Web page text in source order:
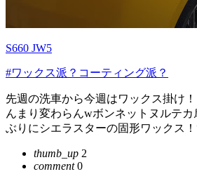
S660 JW5
#ワックス派？コーティング派？
先週の洗車から今週はワックス掛け
んまり変わらんwボンネットヌルテ
ぶりにシエラスターの固形ワックス！
thumb_up 2
comment0